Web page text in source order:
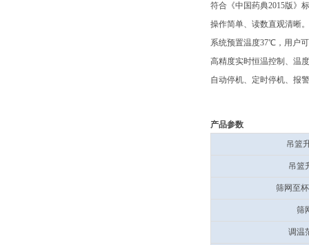
符合《中国药典2015版》
操作简单、读数直观清晰。
系统预置温度37℃，用户
高精度实时恒温控制、温
自动停机、定时停机、报
产品参数
吊篮
吊篮
筛网至
筛
调温